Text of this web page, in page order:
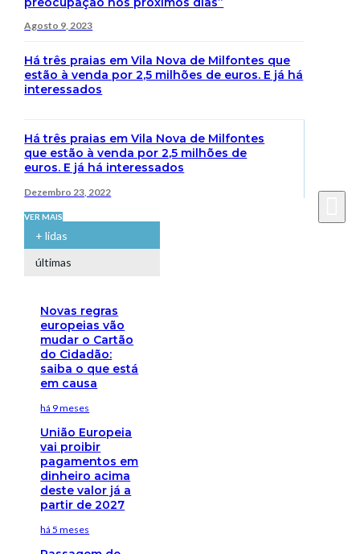
Agosto 9, 2023
Há três praias em Vila Nova de Milfontes que
estão à venda por 2,5 milhões de euros. E já há
interessados
Há três praias em Vila Nova de Milfontes
que estão à venda por 2,5 milhões de
euros. E já há interessados
Dezembro 23, 2022
VER MAIS
+ lidas
últimas
Novas regras
europeias vão
mudar o Cartão
do Cidadão:
saiba o que está
em causa
há 9 meses
União Europeia
vai proibir
pagamentos em
dinheiro acima
deste valor já a
partir de 2027
há 5 meses